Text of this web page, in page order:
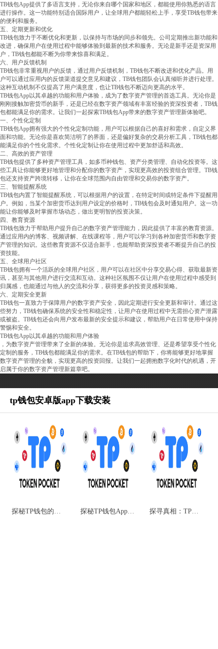
TB钱包App提供了多语言支持，无论你来自哪个国家和地区，都能使用你熟悉的语言
进行操作。这一功能特别适合国际用户，让全球用户都能轻松上手，享受TB钱包带来
的便利和服务。
五、定期更新和优化
TB钱包致力于不断优化和更新，以保持与市场的同步和领先。公司定期推出新功能和
改进，确保用户在使用过程中能够体验到最新的技术和服务。无论是新手还是资深用
户，TB钱包都能不断为你带来惊喜和满足。
六、用户反馈机制
TB钱包非常重视用户的反馈，通过用户反馈机制，TB钱包不断改进和优化产品。用
户可以通过应用内的反馈渠道提交意见和建议，TB钱包团队会认真倾听并进行处理。
这种互动机制不仅提高了用户满意度，也让TB钱包不断迈向更高的水平。
TB钱包App以其卓越的功能和用户体验，成为了数字资产管理的首选工具。无论你是
刚刚接触加密货币的新手，还是已经在数字资产领域有丰富经验的资深投资者，TB钱
包都能满足你的需求。让我们一起探索TB钱包App带来的数字资产管理新体验吧。
一、个性化定制
TB钱包App拥有强大的个性化定制功能，用户可以根据自己的喜好和需求，自定义界
面和功能。无论你是喜欢简洁明了的界面，还是偏好复杂的交易分析工具，TB钱包都
能满足你的个性化需求。个性化定制让你在使用过程中更加舒适和高效。
二、高效的资产管理
TB钱包提供了多种资产管理工具，如多币种钱包、资产分类管理、自动化投资等。这
些工具让你能够更好地管理和分配你的数字资产，实现更高效的投资组合管理。TB钱
包还支持资产跨境转移，让你在全球范围内自由管理和交易你的数字资产。
三、智能提醒系统
TB钱包内置了智能提醒系统，可以根据用户的设置，在特定时间或特定条件下提醒用
户。例如，当某个加密货币达到用户设定的价格时，TB钱包会及时通知用户。这一功
能让你能够及时掌握市场动态，做出更明智的投资决策。
四、教育资源
TB钱包致力于帮助用户提升自己的数字资产管理能力，因此提供了丰富的教育资源。
通过应用内的博客、视频讲解、在线课程等，用户可以学习到各种加密货币和数字资
产管理的知识。这些教育资源不仅适合新手，也能帮助资深投资者不断提升自己的投
资技能。
五、全球用户社区
TB钱包拥有一个活跃的全球用户社区，用户可以在社区中分享交易心得、获取最新资
讯，甚至与其他用户进行交流和互动。这种社区氛围不仅让用户在使用过程中感受到
归属感，也能通过与他人的交流和分享，获得更多的投资灵感和策略。
六、定期安全更新
TB钱包一直致力于保障用户的数字资产安全，因此定期进行安全更新和审计。通过这
些努力，TB钱包确保系统的安全性和稳定性，让用户在使用过程中无需担心资产泄露
或被盗。TB钱包还会向用户发布最新的安全提示和建议，帮助用户在日常使用中保持
警惕和安全。
TB钱包App以其卓越的功能和用户体验
，为数字资产管理带来了全新的体验。无论你是追求高效管理、还是希望享受个性化
定制的服务，TB钱包都能满足你的需求。在TB钱包的帮助下，你将能够更好地掌握
数字资产管理的全貌，实现更高的投资回报。让我们一起拥抱数字化时代的机遇，开
启属于你的数字资产管理新篇章吧。
tp钱包安卓版app下载安装
探秘TP钱包的安全性：你需要知道的一切 探秘TP钱包App：安全与正规性解析 探寻真相：TP钱包的正规性究竟如何